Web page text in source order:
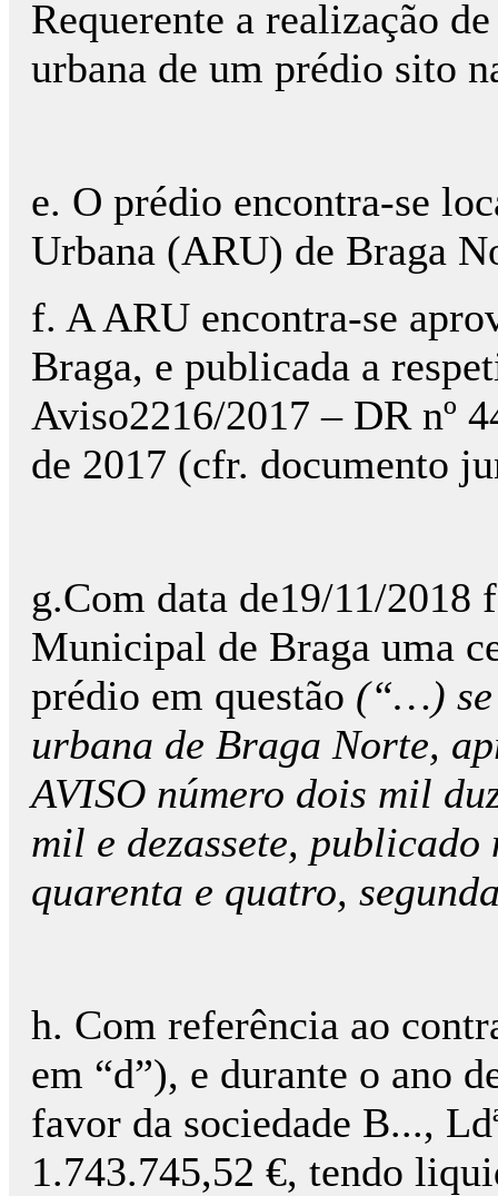
Requerente a realização
urbana de um prédio sito
e. O prédio encontra-se
Urbana (ARU) de Braga
f. A ARU encontra-se
Braga, e publicada a
Aviso2216/2017 – DR nº
de 2017 (cfr. documento
g.Com data de19/11/2018
Municipal de Braga uma
prédio em questão (“…) se
urbana de Braga Norte,
AVISO número dois mil
mil e dezassete,
quarenta e quatro,
h. Com referência ao
em “d”), e durante o ano
favor da sociedade B...,
1.743.745,52 €, tendo